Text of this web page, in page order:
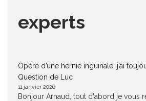
experts
Opéré d’une hernie inguinale, j’ai
Question de Luc
11 janvier 2026
Bonjour Arnaud, tout d'abord je vous